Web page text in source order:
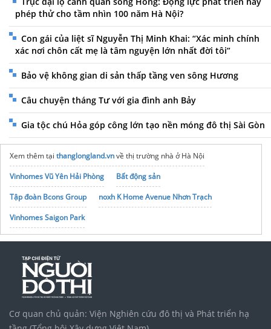
phép thử cho tầm nhìn 100 năm Hà Nội?
Con gái của liệt sĩ Nguyễn Thị Minh Khai: “Xác minh chính
xác nơi chôn cất mẹ là tâm nguyện lớn nhất đời tôi”
Bảo vệ không gian di sản thấp tầng ven sông Hương
Câu chuyện tháng Tư với gia đình anh Bảy
Gia tộc chú Hỏa góp công lớn tạo nền móng đô thị Sài Gòn
Xem thêm tại thanglongland.vnvề thị trường nhà ở Hà Nội
Vinhomes Vũ Yên Hải Phòng
Bất động sản
Tập đoàn Bcons Group
noxh K Home Avenue Nhơn Trạch
Vinhomes Saigon Park
Cơ quan chủ quản: Viện Nghiên cứu đô thị và Phát triển hạ